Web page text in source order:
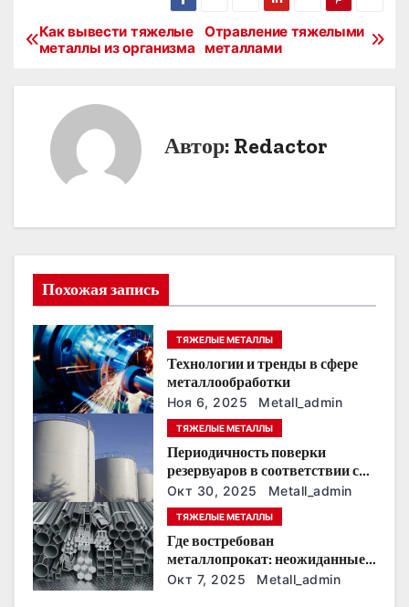
Н
а
и
я
п
о
з
а
п
и
с
Отравление тяжелыми
металлами
Как вывести тяжелые
металлы из организма
Автор: Redactor
Похожая запись
ТЯЖЕЛЫЕ МЕТАЛЛЫ
Технологии и тренды в сфере
металлообработки
Ноя 6, 2025 Metall_admin
ТЯЖЕЛЫЕ МЕТАЛЛЫ
Периодичность поверки
резервуаров в соответствии с
новыми нормативами
Окт 30, 2025 Metall_admin
ТЯЖЕЛЫЕ МЕТАЛЛЫ
Где востребован
металлопрокат: неожиданные
сферы применения
Окт 7, 2025 Metall_admin